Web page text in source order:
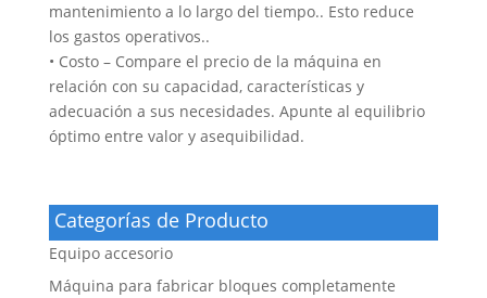
mantenimiento a lo largo del tiempo.. Esto reduce
los gastos operativos..
• Costo – Compare el precio de la máquina en
relación con su capacidad, características y
adecuación a sus necesidades. Apunte al equilibrio
óptimo entre valor y asequibilidad.
Categorías de Producto
Equipo accesorio
Máquina para fabricar bloques completamente